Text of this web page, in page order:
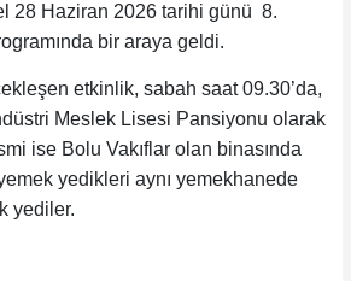
28 Haziran 2026 tarihi günü 8.
bir araya geldi.
etkinlik, sabah saat 09.30’da,
Meslek Lisesi Pansiyonu olarak
ise Bolu Vakıflar olan binasında
yedikleri aynı yemekhanede
yediler.